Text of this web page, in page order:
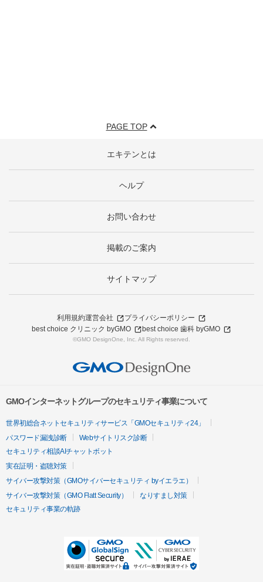
PAGE TOP
エキテンとは
ヘルプ
お問い合わせ
掲載のご案内
サイトマップ
利用規約運営会社
プライバシーポリシー
best choice クリニック byGMO
best choice 歯科 byGMO
©GMO DesignOne, Inc. All Rights reserved.
GMOインターネットグループのセキュリティ事業について
世界初総合ネットセキュリティサービス「GMOセキュリティ24」
パスワード漏洩診断
Webサイトリスク診断
セキュリティ相談AIチャットボット
実在証明・盗聴対策
サイバー攻撃対策（GMOサイバーセキュリティ byイエラエ）
サイバー攻撃対策（GMO Flatt Security）
なりすまし対策
セキュリティ事業の軌跡